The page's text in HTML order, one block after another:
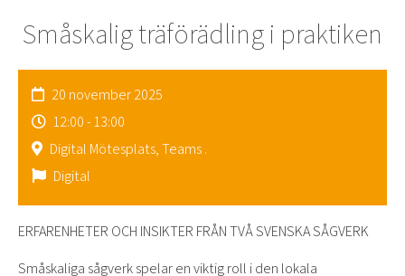
Småskalig träförädling i praktiken
20 november 2025
12:00 - 13:00
Digital Mötesplats, Teams .
Digital
ERFARENHETER OCH INSIKTER FRÅN TVÅ SVENSKA SÅGVERK
Småskaliga sågverk spelar en viktig roll i den lokala